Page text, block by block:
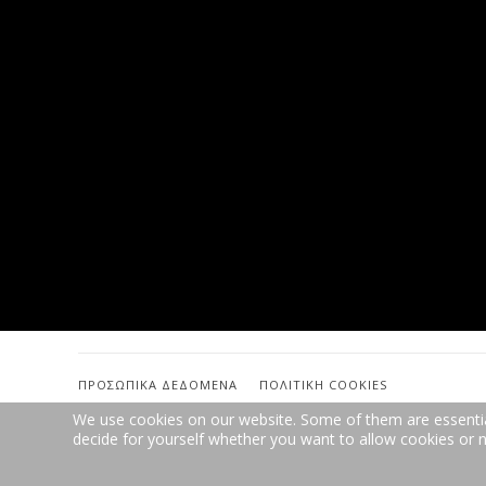
ΠΡΟΣΩΠΙΚΆ ΔΕΔΟΜΈΝΑ ΠΟΛΙΤΙΚΉ COOKIES
We use cookies on our website. Some of them are
decide for yourself whether you want to allow cookies